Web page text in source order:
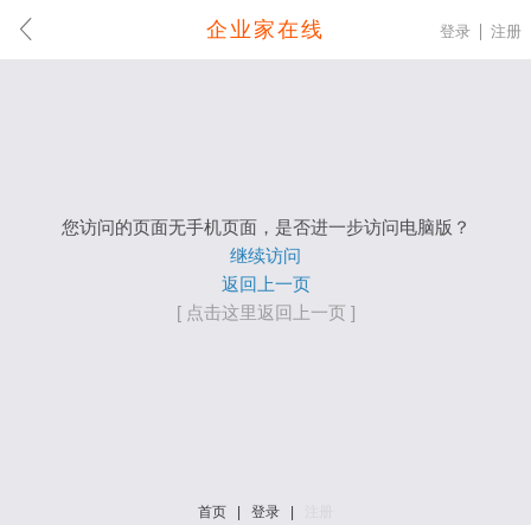
企业家在线 登录 注册
您访问的页面无手机页面，是否进一步访问电脑版？
继续访问
返回上一页
[ 点击这里返回上一页 ]
首页 登录